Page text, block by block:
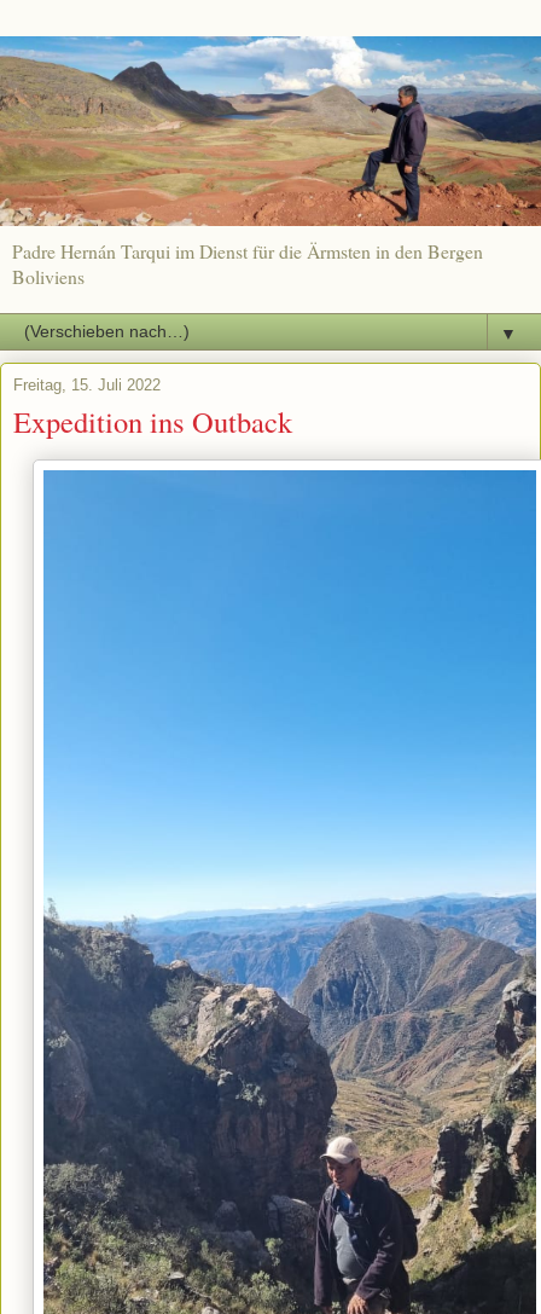
Padre Hernán Tarqui im Dienst für die Ärmsten in den Bergen
Boliviens
▼
Freitag, 15. Juli 2022
Expedition ins Outback